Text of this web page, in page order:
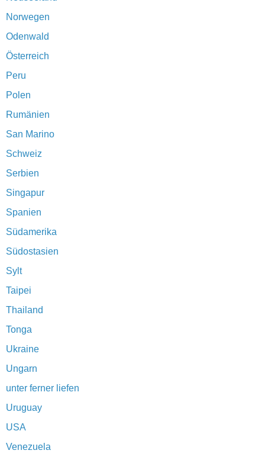
Norwegen
Odenwald
Österreich
Peru
Polen
Rumänien
San Marino
Schweiz
Serbien
Singapur
Spanien
Südamerika
Südostasien
Sylt
Taipei
Thailand
Tonga
Ukraine
Ungarn
unter ferner liefen
Uruguay
USA
Venezuela